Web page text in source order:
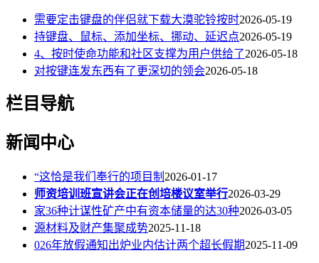
需要定击键盘的伴侣就下载大漠驼铃按时2026-05-19
持键盘、鼠标、添加坐标、挪动、延迟点2026-05-19
4、按时使命功能和社区支撑为用户供给了2026-05-18
对按键连发东西有了更深切的领会2026-05-18
栏目导航
新闻中心
“这恰是我们奉行的项目制 2026-01-17
师资培训班宣讲会正在创培楼议室举行2026-03-29
家36种计谋性矿产中有资本储量的达30种2026-03-05
源材料及财产集聚成势2025-11-18
026年放假通知出炉业内估计两个超长假期2025-11-09